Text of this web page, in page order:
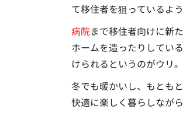
て移住者を狙っているよう
病院まで移住者向けに新
ホームを造ったりしてい
けられるというのがウリ。
冬でも暖かいし、もとも
快適に楽しく暮らしなが